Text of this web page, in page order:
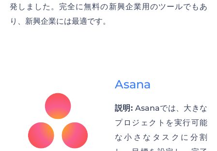
発しました。完全に無料の新興企業用のツールでもあ
り、新興企業には最適です。
Asana
説明: Asanaでは、大きな
プロジェクトを実行可能
な小さなタスクに分割